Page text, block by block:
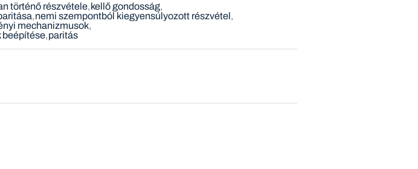
történő részvétele kellő gondosság
nemi szempontból kiegyensúlyozott részvétel
mechanizmusok
beépítése paritás